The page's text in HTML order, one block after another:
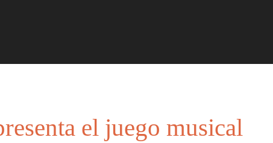
el juego musical